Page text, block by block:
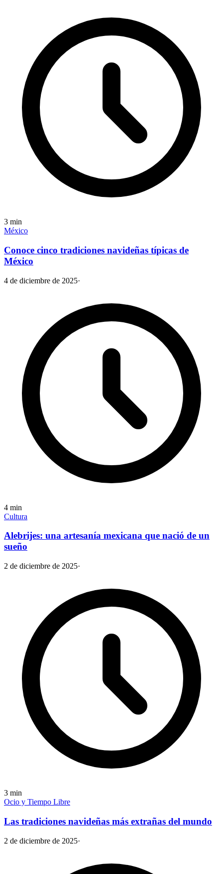
3 min
México
Conoce cinco tradiciones navideñas típicas de
México
4 de diciembre de 2025·
4 min
Cultura
Alebrijes: una artesanía mexicana que nació de un
sueño
2 de diciembre de 2025·
3 min
Ocio y Tiempo Libre
Las tradiciones navideñas más extrañas del mundo
2 de diciembre de 2025·